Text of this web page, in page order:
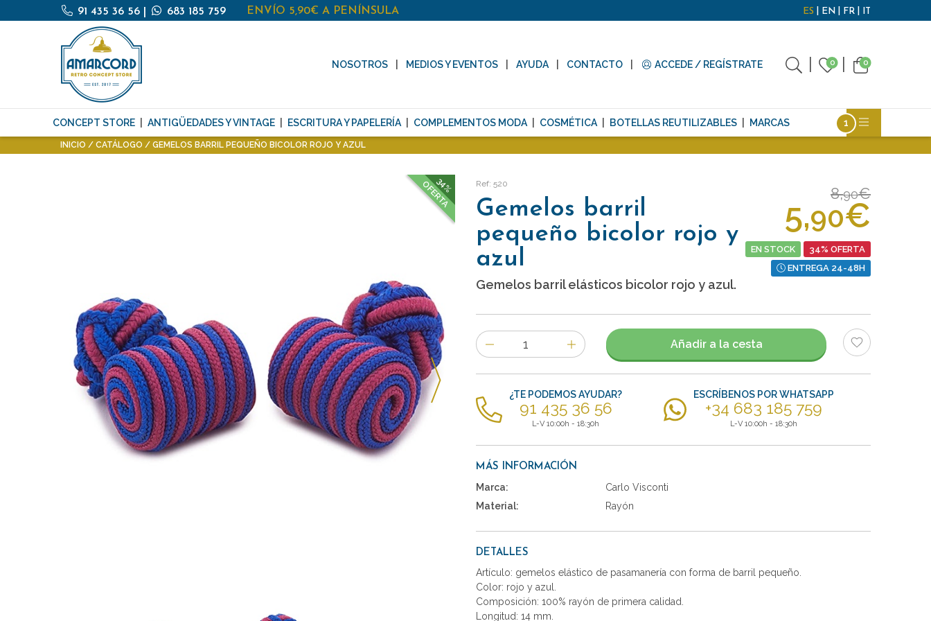
91 435 36 56 683 185 759 ENVÍO 5,90€ A PENÍNSULA ES EN FR IT
NOSOTROS MEDIOS Y EVENTOS AYUDA CONTACTO ACCEDE / REGÍSTRATE 0 0
CONCEPT STORE ANTIGÜEDADES Y VINTAGE ESCRITURA Y PAPELERÍA COMPLEMENTOS MODA COSMÉTICA BOTELLAS REUTILIZABLES MARCAS
INICIO CATÁLOGO GEMELOS BARRIL PEQUEÑO BICOLOR ROJO Y AZUL
34%
OFERTA Ref: 520
Gemelos barril
pequeño bicolor rojo y
azul
Gemelos barril elásticos bicolor rojo y azul.
8,90€
5,90€
EN STOCK
34% OFERTA
ENTREGA 24-48H
Número
de
artículos
Añadir a la cesta
¿TE PODEMOS AYUDAR?
91 435 36 56
L-V 10:00h - 18:30h
ESCRÍBENOS POR WHATSAPP
+34 683 185 759
L-V 10:00h - 18:30h
MÁS INFORMACIÓN
Marca:
Carlo Visconti
Material:
Rayón
DETALLES
Artículo: gemelos elástico de pasamanería con forma de barril pequeño.
Color: rojo y azul.
Composición: 100% rayón de primera calidad.
Longitud: 14 mm.